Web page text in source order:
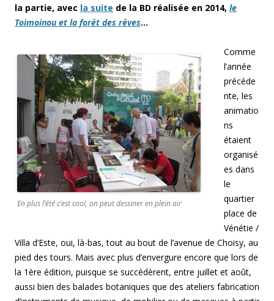
la partie, avec la suite de la BD réalisée en 2014, le
Toimoinou et la forêt des rêves…
En plus l’été c’est cool, on peut dessiner en plein air
Comme
l’année
précéde
nte, les
animatio
ns
étaient
organisé
es dans
le
quartier
place de
Vénétie /
Villa d’Este, oui, là-bas, tout au bout de l’avenue de Choisy, au
pied des tours. Mais avec plus d’envergure encore que lors de
la 1ère édition, puisque se succédèrent, entre juillet et août,
aussi bien des balades botaniques que des ateliers fabrication